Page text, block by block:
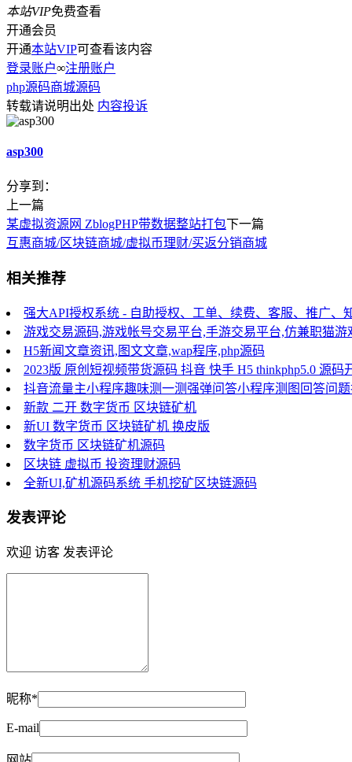
本站VIP免费查看
开通会员
开通本站VIP可查看该内容
登录账户∞注册账户
php源码商城源码
转载请说明出处 内容投诉
asp300
分享到：
上一篇
某虚拟资源网 ZblogPHP带数据整站打包下一篇
互惠商城/区块链商城/虚拟币理财/买返分销商城
相关推荐
强大API授权系统 - 自助授权、工单、续费、客服、推广、
游戏交易源码,游戏帐号交易平台,手游交易平台,仿兼职猫游
H5新闻文章资讯,图文文章,wap程序,php源码
2023版 原创短视频带货源码 抖音 快手 H5 thinkphp5.0 源
抖音流量主小程序趣味测一测强弹问答小程序测图回答问
新款 二开 数字货币 区块链矿机
新UI 数字货币 区块链矿机 换皮版
数字货币 区块链矿机源码
区块链 虚拟币 投资理财源码
全新UI,矿机源码系统 手机挖矿区块链源码
发表评论
欢迎 访客 发表评论
昵称*
E-mail